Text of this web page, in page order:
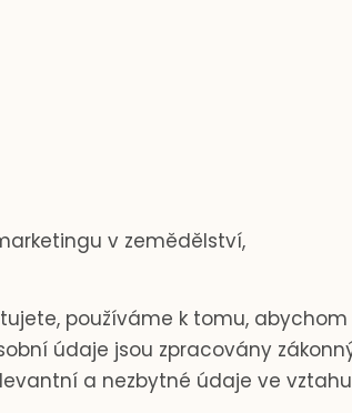
v zemědělství,
používáme k tomu,
údaje jsou zpracovány
a nezbytné údaje ve